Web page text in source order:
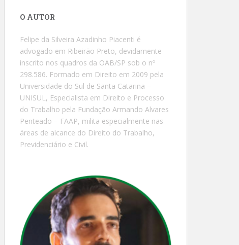
O AUTOR
Felipe da Silveira Azadinho Piacenti é
advogado em Ribeirão Preto, devidamente
inscrito nos quadros da OAB/SP sob o nº
298.586. Formado em Direito em 2009 pela
Universidade do Sul de Santa Catarina –
UNISUL, Especialista em Direito e Processo
do Trabalho pela Fundação Armando Alvares
Penteado – FAAP, milita especialmente nas
áreas de alcance do Direito do Trabalho,
Previdenciário e Civil.